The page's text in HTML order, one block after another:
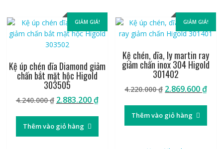
GIẢM GIÁ!
Kệ úp chén dĩa Diamond giảm
chấn bắt mặt hộc Higold
303505
4.240.000₫ Giá
là:
4.240.000 ₫.
2.883.200₫Giá
Thêm vào giỏ hàng
GIẢM GIÁ!
Kệ chén, dĩa, ly martin ray
giảm chấn inox 304 Higold
301402
4.220.000₫ Giá
là:
4.220.000 ₫.
2.869.600₫Giá
Thêm vào giỏ hàng